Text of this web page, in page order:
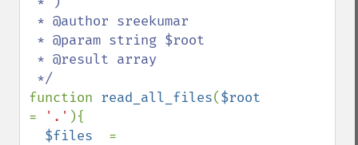
function read_all_files(
=
'.' ){
$files =